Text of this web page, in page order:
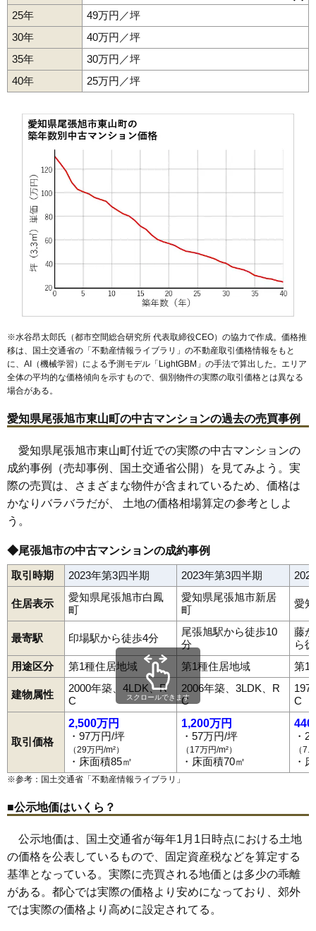
25年
49万円／坪
30年
40万円／坪
35年
30万円／坪
40年
25万円／坪
※水谷昂太郎氏（都市空間総合研究所 代表取締役CEO）の協力で作成。価格推
移は、国土交通省の「 不動産情報ライブラリ 」の不動産取引価格情報をもと
に、AI（機械学習）による予測モデル「LightGBM」の手法で算出した。エリア
全体の平均的な価格傾向を示すもので、個別物件の実際の取引価格とは異なる
場合がある。
愛知県尾張旭市東山町の中古マンションの過去の売買事例
愛知県尾張旭市東山町付近での実際の中古マンションの
成約事例（売却事例、国土交通省公開）を見てみよう。実
際の売買は、さまざまな物件が含まれているため、価格は
かなりバラバラだが、 土地の価格相場算定の参考としよ
う。
◆尾張旭市の中古マンションの成約事例
取引時期 2023年第3四半期 2023年第3四半期
住居表示
愛知県尾張旭市白鳳
町
愛知県尾張旭市新居
町
愛
最寄駅 印場駅から徒歩4分
尾張旭駅から徒歩10
分
藤
ら
用途区分
第1種住居地域 第1種住居地域 第1
建物属性
2000年築、4LDK、R
C
2006年築、3LDK、R
C
C
取引価格
2,500万円
・97万円/坪
（29万円/m²）
・床面積85㎡
1,200万円
・57万円/坪
（17万円/m²）
・床面積70㎡
440
・
（
・
スクロールできます
※参考：国土交通省「 不動産情報ライブラリ 」
■公示地価はいくら？
公示地価は、国土交通省が毎年1月1日時点における土地
の価格を公表しているもので、固定資産税などを算定する
基準となっている。実際に売買される地価とは多少の乖離
がある。都心では実際の価格より安めになっており、郊外
では実際の価格より高めに設定されてる。
旭前町井田町北原山町北山町桜ケ丘町三郷町東栄町長坂町
白鳳町
緑町南原山町
渋川町
印場駅 尾張旭駅三郷駅